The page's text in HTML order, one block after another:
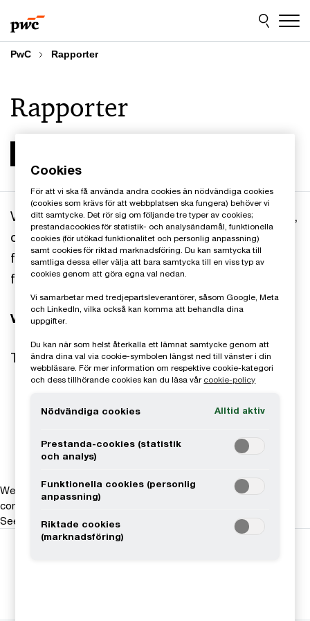
to
content
to
footer
PwC Rapporter
Rapporter
Vår vision är att bidra till ett väl fungerande privat,
offentligt och ideellt företagande som inger
förtroende. Målet med våra tjänster är att bygga
förtroende och lösa viktiga problem.
Vill du veta mer om PwC:s verksamhet?
Ta del av våra rapporter
Transparency report
We help you meet tomorrow’s tech demands
so you can
compete at a speed that rewrites the rules
See how
Cookies
För att vi ska få använda andra cookies än nödvändiga cookies
(cookies som krävs för att webbplatsen ska fungera) behöver vi
ditt samtycke. Det rör sig om följande tre typer av cookies;
prestandacookies för statistik- och analysändamål, funktionella
cookies (för utökad funktionalitet och personlig anpassning)
samt cookies för riktad marknadsföring. Du kan samtycka till
samtliga dessa eller välja att bara samtycka till en viss typ av
cookies genom att göra egna val nedan.
Vi samarbetar med tredjepartsleverantörer, såsom Google, Meta
och LinkedIn, vilka också kan komma att behandla dina
uppgifter.
Du kan när som helst återkalla ett lämnat samtycke genom att
ändra dina val via cookie-symbolen längst ned till vänster i din
webbläsare. För mer information om respektive cookie-kategori
och dess tillhörande cookies kan du läsa vår cookie-policy
Nödvändiga cookies Alltid aktiv
Prestanda-cookies (statistik
och analys)
Funktionella cookies (personlig
anpassning)
Riktade cookies
(marknadsföring)